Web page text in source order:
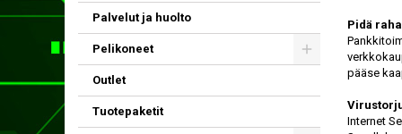
Palvelut ja huolto
Pelikoneet
Outlet
Tuotepaketit
Pidä
pääse
Internet